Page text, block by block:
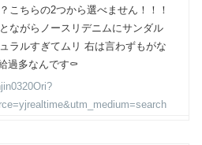
こちらの2つから選べません！！！
ながらノースリデニムにサンダル
ラルすぎてムリ 右は言わずもがな
過多なんです⚰️